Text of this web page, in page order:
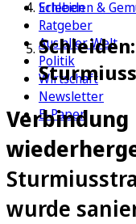
Erleben
Ratgeber
Aus aller Welt
Politik
Wirtschaft
Newsletter
E-Paper
Schleiden &
Verbindung
wurde